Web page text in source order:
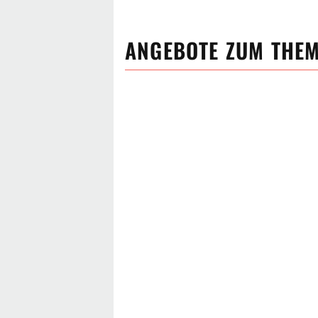
ANGEBOTE ZUM